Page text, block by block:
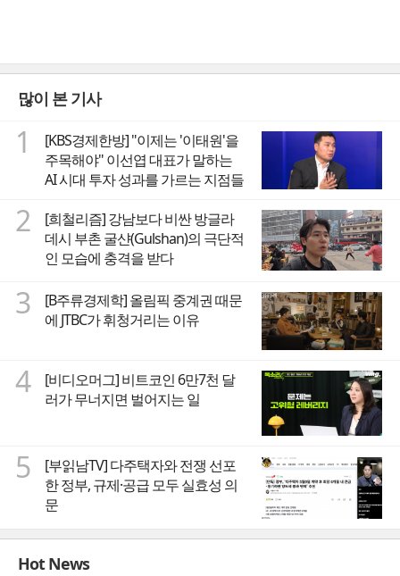
많이 본 기사
1
[KBS경제한방] "이제는 '이태원'을
주목해야" 이선엽 대표가 말하는
AI 시대 투자 성과를 가르는 지점들
2
[희철리즘] 강남보다 비싼 방글라
데시 부촌 굴샨(Gulshan)의 극단적
인 모습에 충격을 받다
3
[B주류경제학] 올림픽 중계권 때문
에 JTBC가 휘청거리는 이유
4
[비디오머그] 비트코인 6만7천 달
러가 무너지면 벌어지는 일
5
[부읽남TV] 다주택자와 전쟁 선포
한 정부, 규제·공급 모두 실효성 의
문
Hot News